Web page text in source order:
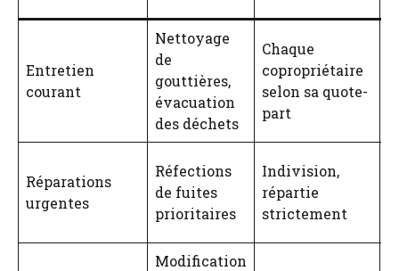
Entretien
courant
Nettoyage
de
gouttières,
évacuation
des déchets
Chaque
copropriétaire
selon sa quote-
part
Réparations
urgentes
Réfections
de fuites
prioritaires
Indivision,
répartie
strictement
Modification